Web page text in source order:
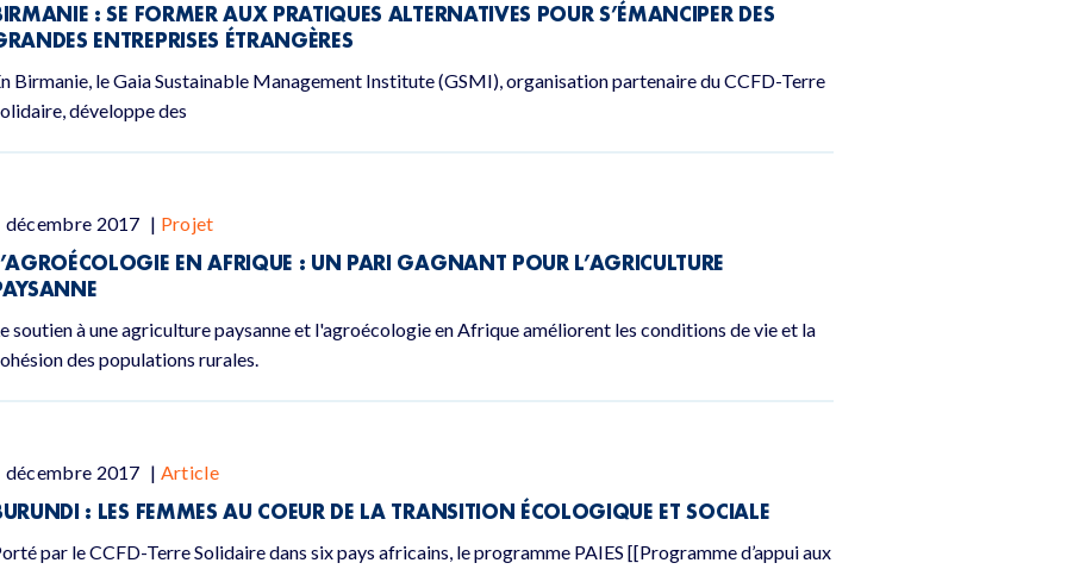
: SE FORMER AUX PRATIQUES ALTERNATIVES POUR S’ÉMANCIPER DES
ENTREPRISES ÉTRANGÈRES
Birmanie, le Gaia Sustainable Management Institute (GSMI), organisation partenaire du CCFD-Terre
développe des
décembre 2017 | Projet
EN AFRIQUE : UN PARI GAGNANT POUR L’AGRICULTURE
soutien à une agriculture paysanne et l'agroécologie en Afrique améliorent les conditions de vie et la
des populations rurales.
décembre 2017 | Article
: LES FEMMES AU COEUR DE LA TRANSITION ÉCOLOGIQUE ET SOCIALE
par le CCFD-Terre Solidaire dans six pays africains, le programme PAIES [[Programme d’appui aux